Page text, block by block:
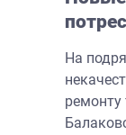
На
ремонту